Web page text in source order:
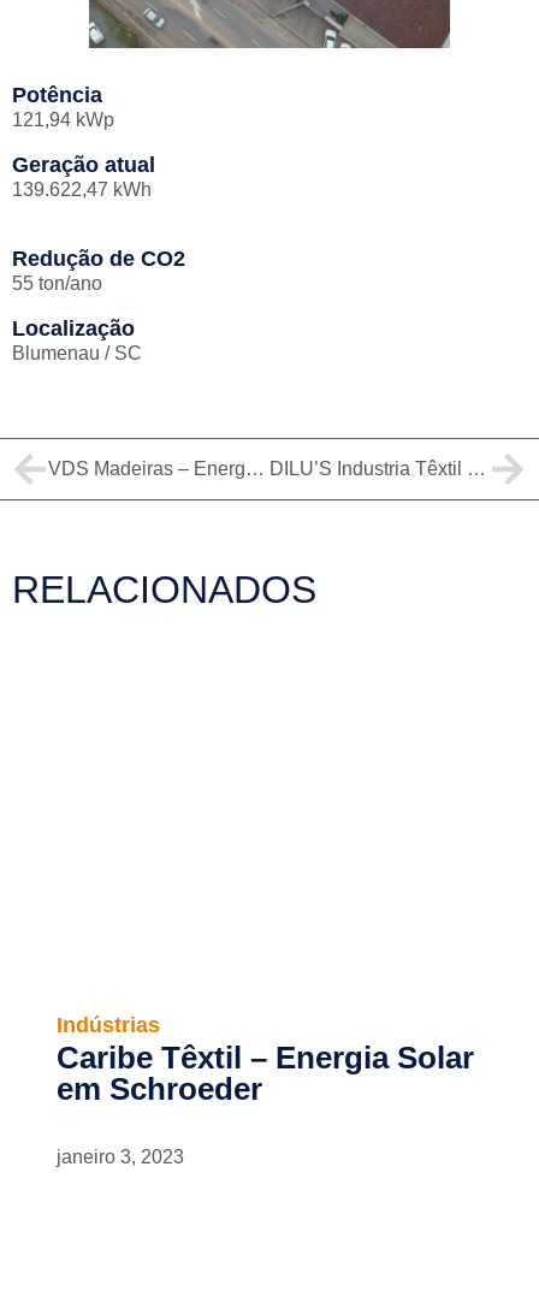
Potência
121,94 kWp
Geração atual
139.622,47 kWh
Redução de CO2
55 ton/ano
Localização
Blumenau / SC
VDS Madeiras – Energia Solar em Luiz Alves DILU’S Industria Têxtil – Energia Solar em Jaraguá do Sul
RELACIONADOS
Indústrias
Caribe Têxtil – Energia Solar
em Schroeder
janeiro 3, 2023